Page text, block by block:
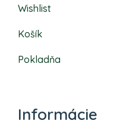
Wishlist
Košík
Pokladňa
Informácie